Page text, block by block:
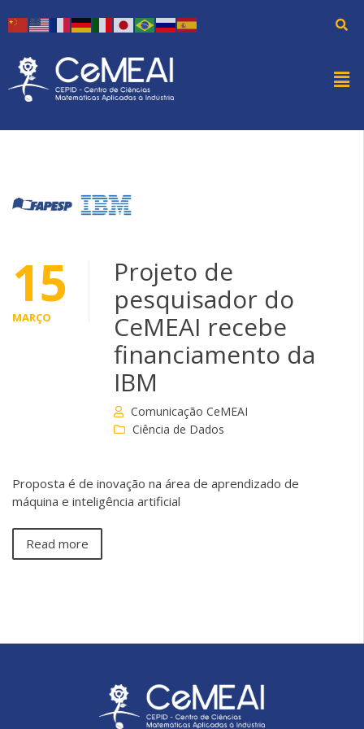
15
MARÇO
Projeto de
pesquisador do
CeMEAI recebe
financiamento da
IBM
Comunicação CeMEAI
Ciência de Dados
Proposta é de inovação na área de aprendizado de
máquina e inteligência artificial
Read more